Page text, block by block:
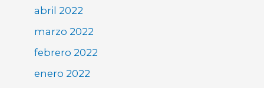
abril 2022
marzo 2022
febrero 2022
enero 2022